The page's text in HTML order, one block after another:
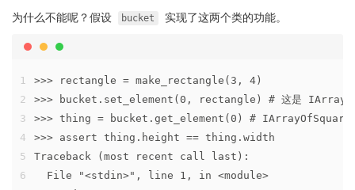
为什么不能呢？假设
bucket 实现了这两个类的功能。
1
2
3
4
5
6
>>> rectangle = make_rectangle(3, 4)
>>> bucket.set_element(0, rectangle) # 这是
>>> thing = bucket.get_element(0) # IArrayOfSquare
>>> assert thing.height == thing.width
Traceback (most recent call last):
  File "<stdin>", line 1, in <module>